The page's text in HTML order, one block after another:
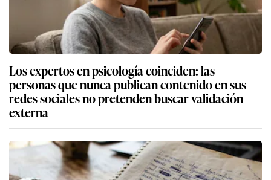
Los expertos en psicología coinciden: las
personas que nunca publican contenido en sus
redes sociales no pretenden buscar validación
externa